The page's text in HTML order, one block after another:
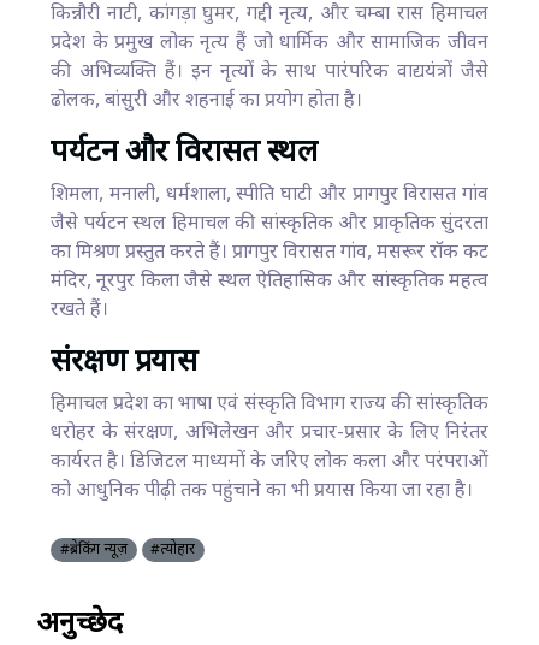
किन्नौरी नाटी, कांगड़ा घुमर, गद्दी नृत्य, और चम्बा रास हिमाचल
प्रदेश के प्रमुख लोक नृत्य हैं जो धार्मिक और सामाजिक जीवन
की अभिव्यक्ति हैं। इन नृत्यों के साथ पारंपरिक वाद्ययंत्रों जैसे
ढोलक, बांसुरी और शहनाई का प्रयोग होता है।
पर्यटन और विरासत स्थल
शिमला, मनाली, धर्मशाला, स्पीति घाटी और प्रागपुर विरासत गांव
जैसे पर्यटन स्थल हिमाचल की सांस्कृतिक और प्राकृतिक सुंदरता
का मिश्रण प्रस्तुत करते हैं। प्रागपुर विरासत गांव, मसरूर रॉक कट
मंदिर, नूरपुर किला जैसे स्थल ऐतिहासिक और सांस्कृतिक महत्व
रखते हैं।
संरक्षण प्रयास
हिमाचल प्रदेश का भाषा एवं संस्कृति विभाग राज्य की सांस्कृतिक
धरोहर के संरक्षण, अभिलेखन और प्रचार-प्रसार के लिए निरंतर
कार्यरत है। डिजिटल माध्यमों के जरिए लोक कला और परंपराओं
को आधुनिक पीढ़ी तक पहुंचाने का भी प्रयास किया जा रहा है।
#ब्रेकिंग न्यूज़ #त्योहार
अनुच्छेद